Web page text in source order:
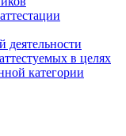
деятельности
в целях
категории